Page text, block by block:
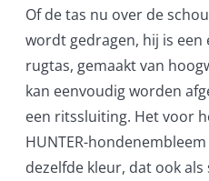
Of de tas nu over de
wordt gedragen, hij is een
rugtas, gemaakt van
kan eenvoudig worden
een ritssluiting. Het voor
HUNTER-
dezelfde kleur, dat ook